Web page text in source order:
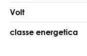
Volt
classe energetica